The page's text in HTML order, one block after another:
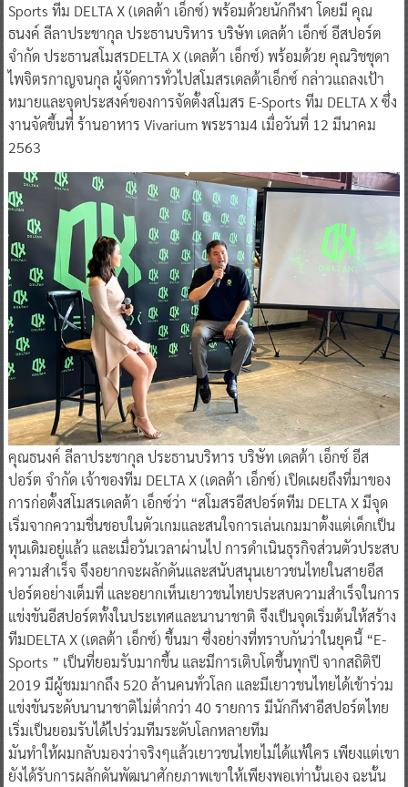
Sports ทีม DELTA X (เดลต้า เอ็กซ์) พร้อมด้วยนักกีฬา โดยมี คุณ
ธนงค์ ลีลาประชากุล ประธานบริหาร บริษัท เดลต้า เอ็กซ์ อีสปอร์ต
จำกัด ประธานสโมสรDELTA X (เดลต้า เอ็กซ์) พร้อมด้วย คุณวิชชุดา
ไพจิตรกาญจนกุล ผู้จัดการทั่วไปสโมสรเดลต้าเอ็กซ์ กล่าวแถลงเป้า
หมายและจุดประสงค์ของการจัดตั้งสโมสร E-Sports ทีม DELTA X ซึ่ง
งานจัดขึ้นที่ ร้านอาหาร Vivarium พระราม4 เมื่อวันที่ 12 มีนาคม
2563
คุณธนงค์ ลีลาประชากุล ประธานบริหาร บริษัท เดลต้า เอ็กซ์ อีส
ปอร์ต จำกัด เจ้าของทีม DELTA X (เดลต้า เอ็กซ์) เปิดเผยถึงที่มาของ
การก่อตั้งสโมสรเดลต้า เอ็กซ์ว่า “สโมสรอีสปอร์ตทีม DELTA X มีจุด
เริ่มจากความชื่นชอบในตัวเกมและสนใจการเล่นเกมมาตั้งแต่เด็กเป็น
ทุนเดิมอยู่แล้ว และเมื่อวันเวลาผ่านไป การดำเนินธุรกิจส่วนตัวประสบ
ความสำเร็จ จึงอยากจะผลักดันและสนับสนุนเยาวชนไทยในสายอีส
ปอร์ตอย่างเต็มที่ และอยากเห็นเยาวชนไทยประสบความสำเร็จในการ
แข่งขันอีสปอร์ตทั้งในประเทศและนานาชาติ จึงเป็นจุดเริ่มต้นให้สร้าง
ทีมDELTA X (เดลต้า เอ็กซ์) ขึ้นมา ซึ่งอย่างที่ทราบกันว่าในยุคนี้ “E-
Sports ” เป็นที่ยอมรับมากขึ้น และมีการเติบโตขึ้นทุกปี จากสถิติปี
2019 มีผู้ชมมากถึง 520 ล้านคนทั่วโลก และมีเยาวชนไทยได้เข้าร่วม
แข่งขันระดับนานาชาติไม่ต่ำกว่า 40 รายการ มีนักกีฬาอีสปอร์ตไทย
เริ่มเป็นยอมรับได้ไปร่วมทีมระดับโลกหลายทีม
มันทำให้ผมกลับมองว่าจริงๆแล้วเยาวชนไทยไม่ได้แพ้ใคร เพียงแต่เขา
ยังได้รับการผลักดันพัฒนาศักยภาพเขาให้เพียงพอเท่านั้นเอง ฉะนั้น